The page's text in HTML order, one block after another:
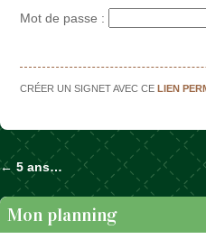
Mot de passe :
CRÉER UN SIGNET AVEC CELIEN
Naviguer dans les
← 5 ans…
Mon planning